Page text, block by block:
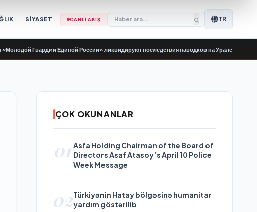
SİYASET CANLI AKIŞ TR
Гвардии Единой России» ликвидируют последствия паводков на Урале и Дальнем
ÇOK OKUNANLAR
01 Asfa Holding Chairman of the Board of
Directors Asaf Atasoy’s April 10 Police
Week Message
02Türkiyənin Hatay bölgəsinə humanitar
yardım göstərilib